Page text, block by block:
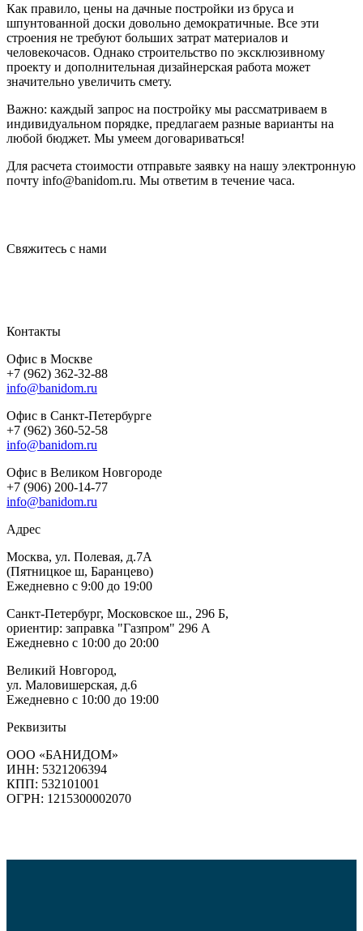
Как правило, цены на дачные постройки из бруса и
шпунтованной доски довольно демократичные. Все эти
строения не требуют больших затрат материалов и
человекочасов. Однако строительство по эксклюзивному
проекту и дополнительная дизайнерская работа может
значительно увеличить смету.
Важно: каждый запрос на постройку мы рассматриваем в
индивидуальном порядке, предлагаем разные варианты на
любой бюджет. Мы умеем договариваться!
Для расчета стоимости отправьте заявку на нашу электронную
почту info@banidom.ru. Мы ответим в течение часа.
Свяжитесь с нами
Контакты
Офис в Москве
+7 (962) 362-32-88
info@banidom.ru
Офис в Санкт-Петербурге
+7 (962) 360-52-58
info@banidom.ru
Офис в Великом Новгороде
+7 (906) 200-14-77
info@banidom.ru
Адрес
Москва, ул. Полевая, д.7А
(Пятницкое ш, Баранцево)
Ежедневно с 9:00 до 19:00
Санкт-Петербург, Московское ш., 296 Б,
ориентир: заправка "Газпром" 296 А
Ежедневно с 10:00 до 20:00
Великий Новгород,
ул. Маловишерская, д.6
Ежедневно с 10:00 до 19:00
Реквизиты
ООО «БАНИДОМ»
ИНН: 5321206394
КПП: 532101001
ОГРН: 1215300002070